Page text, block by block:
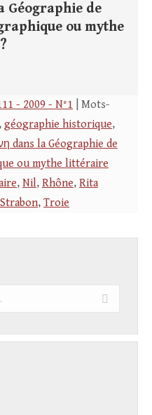
Géographie de
ou mythe
- 2009 - N°1 | Mots-
, géographie historique,
dans la Géographie de
ou mythe littéraire
, Nil, Rhône, Rita
Strabon, Troie